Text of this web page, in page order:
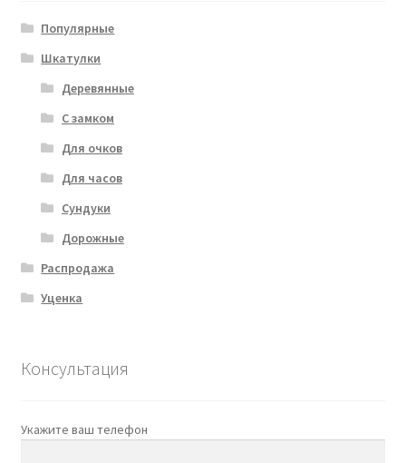
Популярные
Шкатулки
Деревянные
С замком
Для очков
Для часов
Сундуки
Дорожные
Распродажа
Уценка
Консультация
Укажите ваш телефон